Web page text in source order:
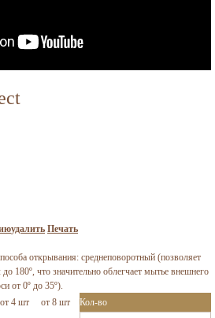
удалить Печать
открывания: среднеповоротный (позволяет
180º, что значительно облегчает мытье внешнего
от 0º до 35º).
от 4 шт от 8 шт Кол-во